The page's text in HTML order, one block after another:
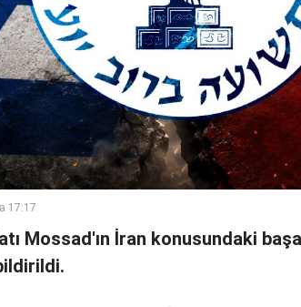
17:17
Mossad'ın İran konusundaki